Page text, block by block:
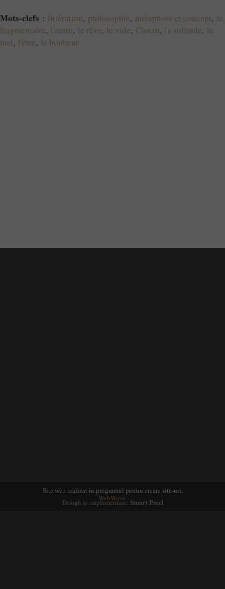
Mots-clefs : littérature, philosophie, métaphore et concept, le
fragmentaire, l'autre, le rêve, le vide, Cioran, la solitude, le
mal, l'être, le bonheur
Site web realizat în programul pentru creare site-uri,
WebWave.
Design și implementare: Smart Pixel